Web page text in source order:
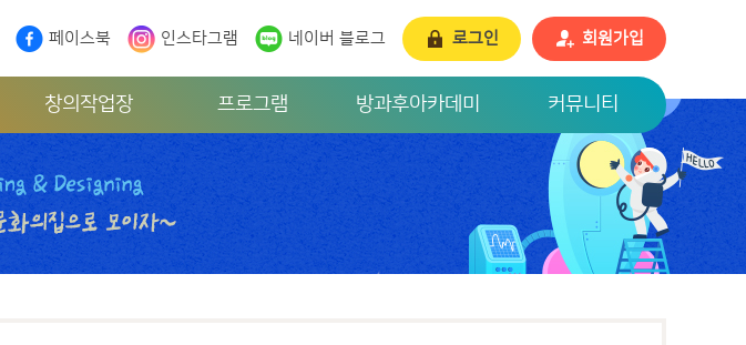
페이스북 인스타그램 네이버 블로그 로그인 회원가입
창의작업장 프로그램 방과후아카데미 커뮤니티